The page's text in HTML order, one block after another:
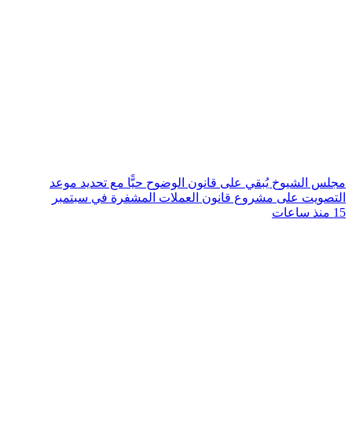
مجلس الشيوخ يُبقي على قانون الوضوح حيًّا مع تحديد موعد
التصويت على مشروع قانون العملات المشفرة في سبتمبر
15 منذ ساعات